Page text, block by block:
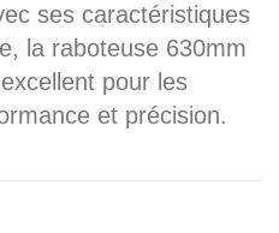
ses caractéristiques
la raboteuse 630mm
pour les
et précision.